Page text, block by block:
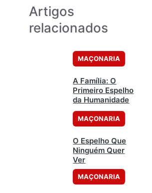
Artigos
relacionados
MAÇONARIA
A Família: O
Primeiro Espelho
da Humanidade
MAÇONARIA
O Espelho Que
Ninguém Quer
Ver
MAÇONARIA